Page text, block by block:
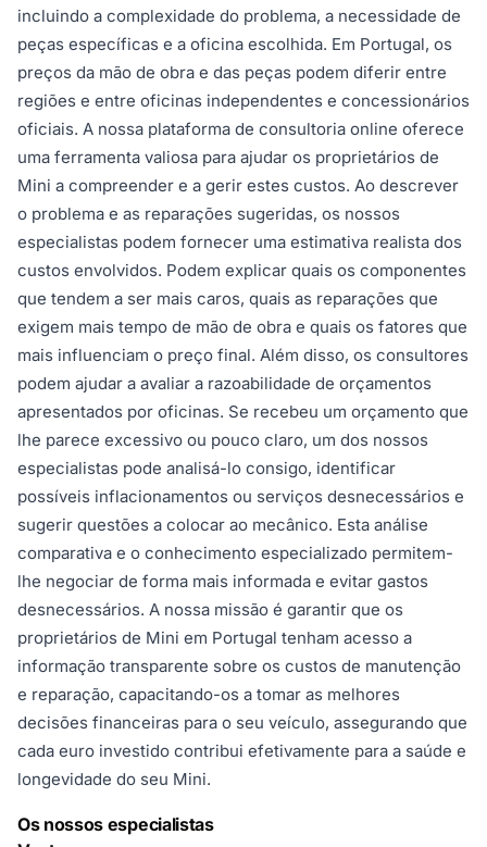
incluindo a complexidade do problema, a necessidade de
peças específicas e a oficina escolhida. Em Portugal, os
preços da mão de obra e das peças podem diferir entre
regiões e entre oficinas independentes e concessionários
oficiais. A nossa plataforma de consultoria online oferece
uma ferramenta valiosa para ajudar os proprietários de
Mini a compreender e a gerir estes custos. Ao descrever
o problema e as reparações sugeridas, os nossos
especialistas podem fornecer uma estimativa realista dos
custos envolvidos. Podem explicar quais os componentes
que tendem a ser mais caros, quais as reparações que
exigem mais tempo de mão de obra e quais os fatores que
mais influenciam o preço final. Além disso, os consultores
podem ajudar a avaliar a razoabilidade de orçamentos
apresentados por oficinas. Se recebeu um orçamento que
lhe parece excessivo ou pouco claro, um dos nossos
especialistas pode analisá-lo consigo, identificar
possíveis inflacionamentos ou serviços desnecessários e
sugerir questões a colocar ao mecânico. Esta análise
comparativa e o conhecimento especializado permitem-
lhe negociar de forma mais informada e evitar gastos
desnecessários. A nossa missão é garantir que os
proprietários de Mini em Portugal tenham acesso a
informação transparente sobre os custos de manutenção
e reparação, capacitando-os a tomar as melhores
decisões financeiras para o seu veículo, assegurando que
cada euro investido contribui efetivamente para a saúde e
longevidade do seu Mini.
Os nossos especialistas